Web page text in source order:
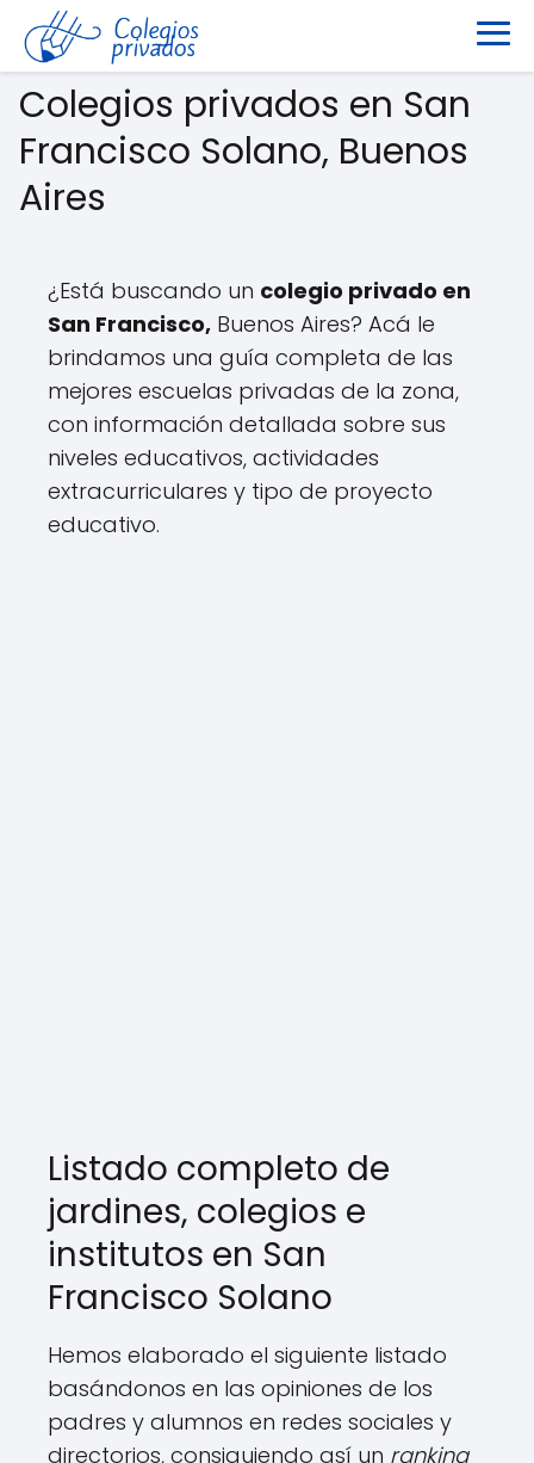
Colegios privados en San
Francisco Solano, Buenos
Aires
¿Está buscando un colegio privado en
San Francisco, Buenos Aires? Acá le
brindamos una guía completa de las
mejores escuelas privadas de la zona,
con información detallada sobre sus
niveles educativos, actividades
extracurriculares y tipo de proyecto
educativo.
Listado completo de
jardines, colegios e
institutos en San
Francisco Solano
Hemos elaborado el siguiente listado
basándonos en las opiniones de los
padres y alumnos en redes sociales y
directorios, consiguiendo así un ranking